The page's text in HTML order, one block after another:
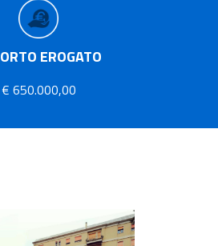
EROGATO
€ 650.000,00